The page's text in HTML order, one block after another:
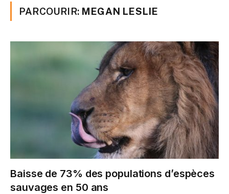
PARCOURIR: MEGAN LESLIE
Baisse de 73% des populations d’espèces
sauvages en 50 ans